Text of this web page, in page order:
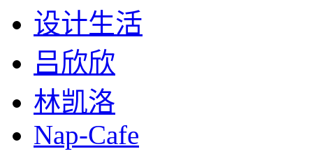
设计生活
吕欣欣
林凯洛
Nap-Cafe